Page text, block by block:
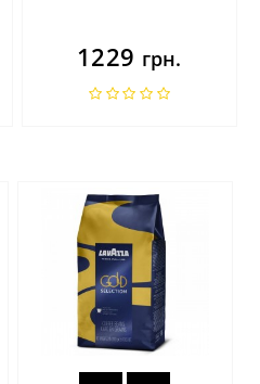
1229 грн.